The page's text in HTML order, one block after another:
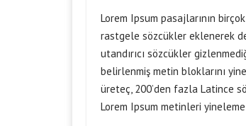
Lorem Ipsum pasajlarının
rastgele sözcükler eklenerek
utandırıcı sözcükler
belirlenmiş metin bloklarını
üreteç, 200’den fazla Latince
Lorem Ipsum metinleri